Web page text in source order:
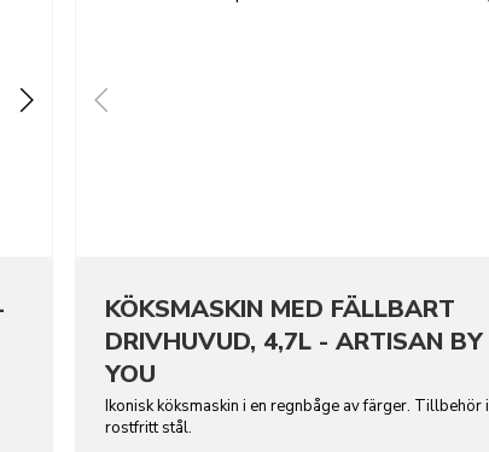
KÖKSMASKIN MED FÄLLBART
DRIVHUVUD, 4,7L - ARTISAN BY
YOU
Ikonisk köksmaskin i en regnbåge av färger. Tillbehör i
rostfritt stål.